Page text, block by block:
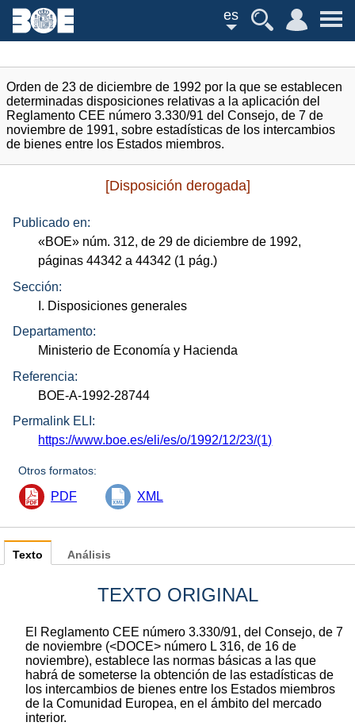
es
Orden de 23 de diciembre de 1992 por la que se establecen
determinadas disposiciones relativas a la aplicación del
Reglamento CEE número 3.330/91 del Consejo, de 7 de
noviembre de 1991, sobre estadísticas de los intercambios
de bienes entre los Estados miembros.
[Disposición derogada]
Publicado en:
«BOE» núm. 312, de 29 de diciembre de 1992,
páginas 44342 a 44342 (1 pág.)
Sección:
I. Disposiciones generales
Departamento:
Ministerio de Economía y Hacienda
Referencia:
BOE-A-1992-28744
Permalink ELI:
https://www.boe.es/eli/es/o/1992/12/23/(1)
Otros formatos:
PDF XML
Texto
TEXTO ORIGINAL
El Reglamento CEE número 3.330/91, del Consejo, de 7
de noviembre (<DOCE> número L 316, de 16 de
noviembre), establece las normas básicas a las que
habrá de someterse la obtención de las estadísticas de
los intercambios de bienes entre los Estados miembros
de la Comunidad Europea, en el ámbito del mercado
interior.
Análisis